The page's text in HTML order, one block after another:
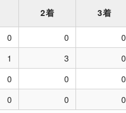
2着 3着
0
0 0
1
3 0
0
0 0
0
0 0